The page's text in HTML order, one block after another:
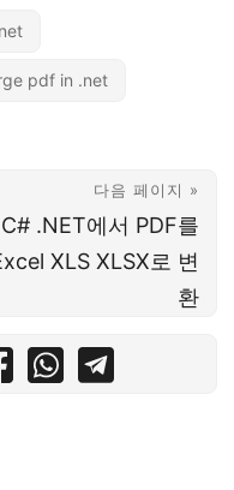
pdf in .net
다음 페이지 »
C# .NET에서 PDF를
XLS XLSX로 변
환